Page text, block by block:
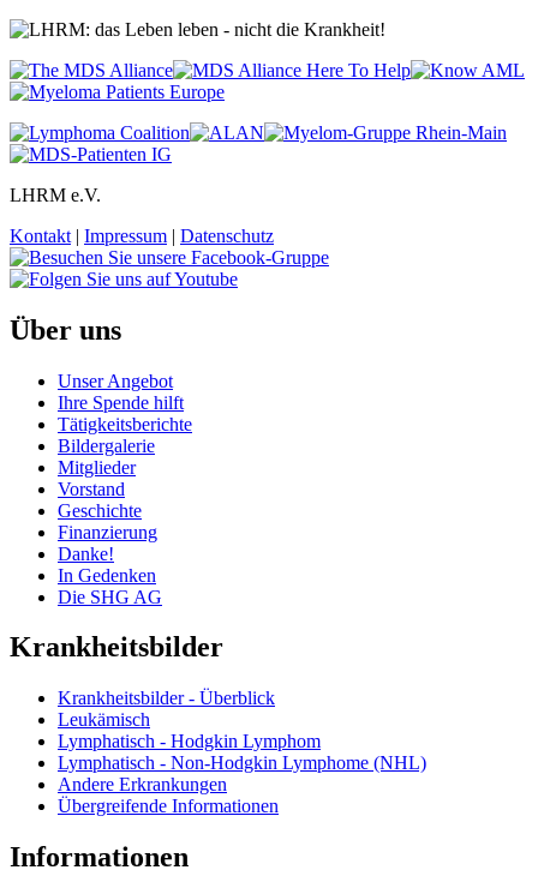
LHRM e.V.
Kontakt | Impressum | Datenschutz
Über uns
Unser Angebot
Ihre Spende hilft
Tätigkeitsberichte
Bildergalerie
Mitglieder
Vorstand
Geschichte
Finanzierung
Danke!
In Gedenken
Die SHG AG
Krankheitsbilder
Krankheitsbilder - Überblick
Leukämisch
Lymphatisch - Hodgkin Lymphom
Lymphatisch - Non-Hodgkin Lymphome (NHL)
Andere Erkrankungen
Übergreifende Informationen
Informationen